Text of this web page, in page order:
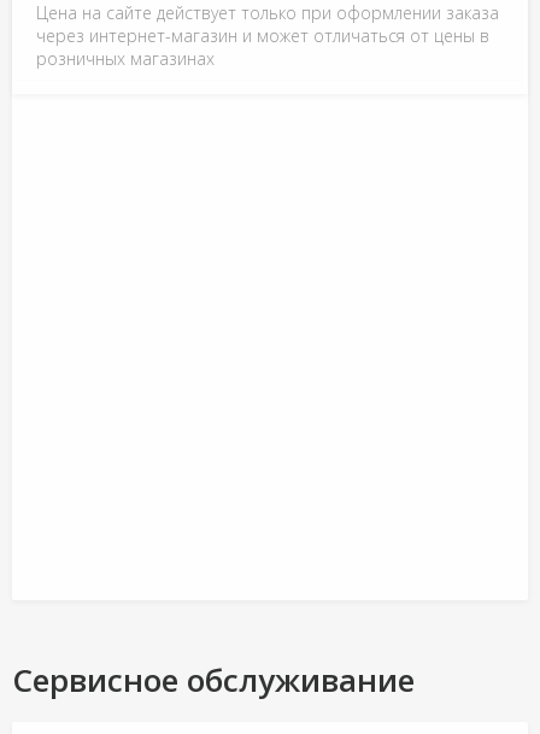
Цена на сайте действует только при оформлении заказа
через интернет-магазин и может отличаться от цены в
розничных магазинах
Сервисное обслуживание